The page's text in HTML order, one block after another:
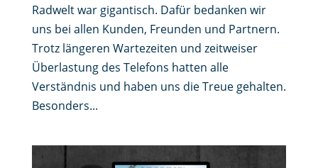
Radwelt war gigantisch. Dafür bedanken wir
uns bei allen Kunden, Freunden und Partnern.
Trotz längeren Wartezeiten und zeitweiser
Überlastung des Telefons hatten alle
Verständnis und haben uns die Treue gehalten.
Besonders...